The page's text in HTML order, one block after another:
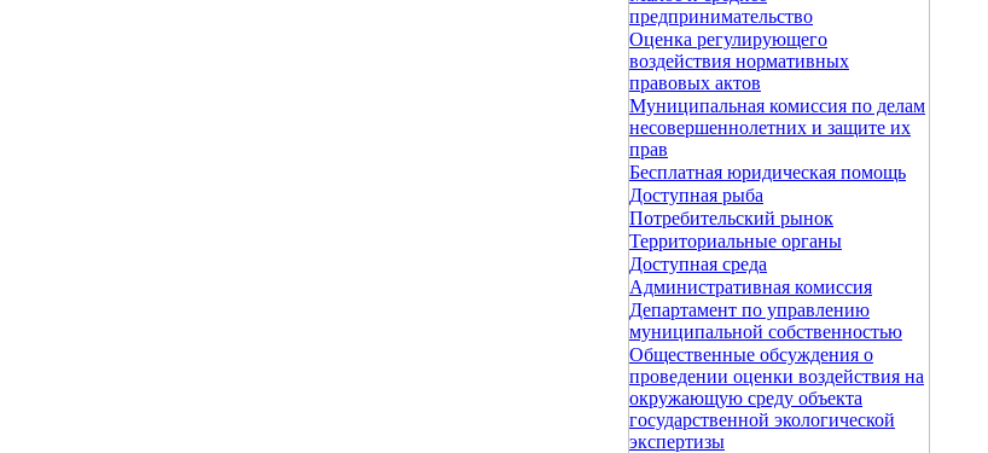
предпринимательство
Оценка регулирующего
воздействия нормативных
правовых актов
Муниципальная комиссия по делам
несовершеннолетних и защите их
прав
Бесплатная юридическая помощь
Доступная рыба
Потребительский рынок
Территориальные органы
Доступная среда
Административная комиссия
Департамент по управлению
муниципальной собственностью
Общественные обсуждения о
проведении оценки воздействия на
окружающую среду объекта
государственной экологической
экспертизы